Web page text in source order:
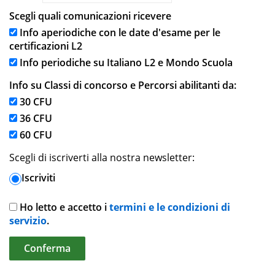
Scegli quali comunicazioni ricevere
Info aperiodiche con le date d'esame per le
certificazioni L2
Info periodiche su Italiano L2 e Mondo Scuola
Info su Classi di concorso e Percorsi abilitanti da:
30 CFU
36 CFU
60 CFU
Scegli di iscriverti alla nostra newsletter:
Iscriviti
Ho letto e accetto itermini e le condizioni di
servizio.